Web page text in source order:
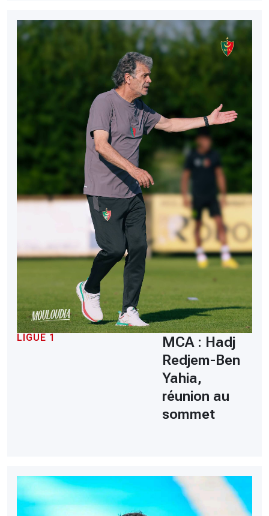
LIGUE 1
MCA : Hadj
Redjem-Ben
Yahia,
réunion au
sommet